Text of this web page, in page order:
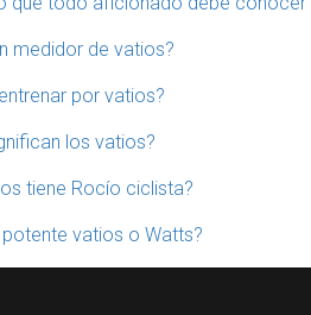
medidor de vatios?
por vatios?
los vatios?
tiene Rocío ciclista?
vatios o Watts?